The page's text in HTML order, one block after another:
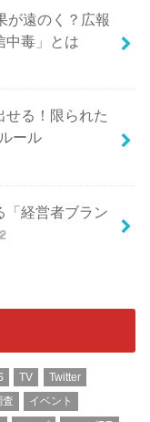
が遠のく？広報
中毒」とは
せる！限られた
ール
「経営者ブラン
TV
Twitter
査
イベント